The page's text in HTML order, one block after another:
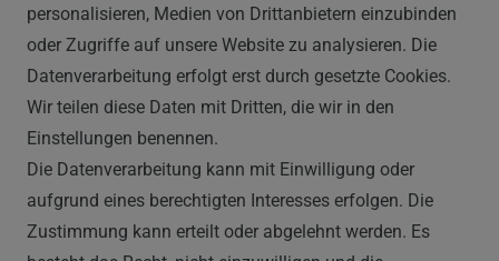
info@vapor-handel.de
Montag - Freitag, 09:00 - 16:00
RECHTLICHES
AGB
WIDERRUFSRECHT
personalisieren, Medien von Drittanbietern einzubinden
oder Zugriffe auf unsere Website zu analysieren. Die
Datenverarbeitung erfolgt erst durch gesetzte Cookies.
Wir teilen diese Daten mit Dritten, die wir in den
Einstellungen benennen.
Die Datenverarbeitung kann mit Einwilligung oder
aufgrund eines berechtigten Interesses erfolgen. Die
Zustimmung kann erteilt oder abgelehnt werden. Es